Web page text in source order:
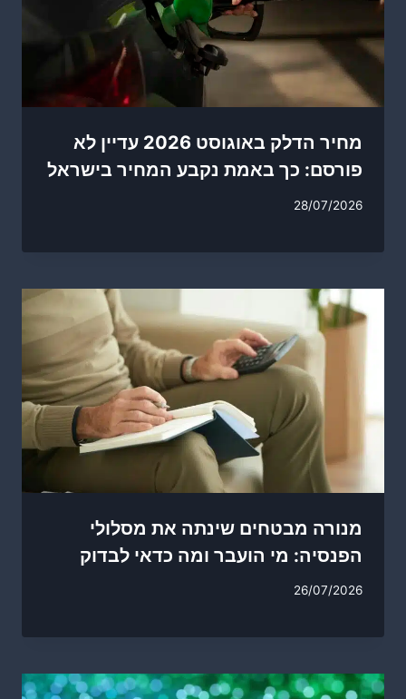
מחיר הדלק באוגוסט 2026 עדיין לא
פורסם: כך באמת נקבע המחיר בישראל
28/07/2026
מנורה מבטחים שינתה את מסלולי
הפנסיה: מי הועבר ומה כדאי לבדוק
26/07/2026